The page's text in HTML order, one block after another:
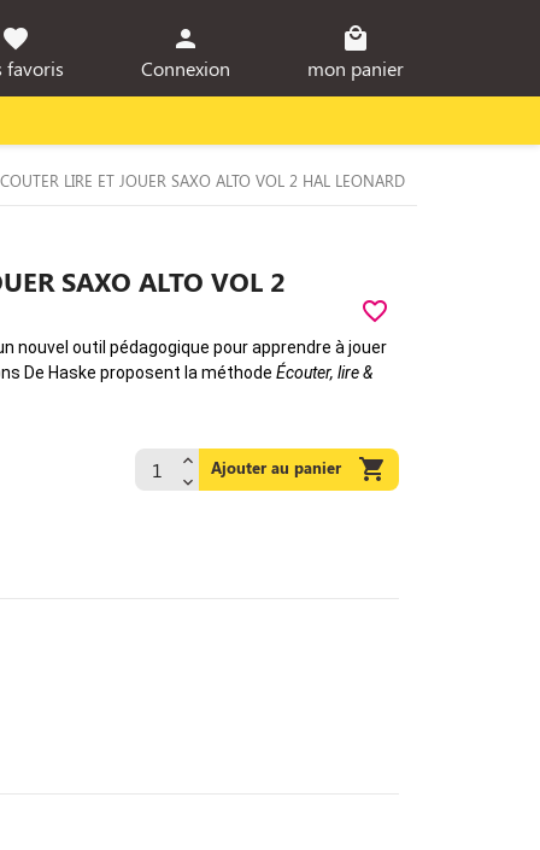
favorite
favoris
person
Connexion
local_mall
mon panier
LIRE ET JOUER SAXO ALTO VOL 2 HAL LEONARD
SAXO ALTO VOL 2
favorite_border
nouvel outil pédagogique pour apprendre à jouer
De Haske proposent la méthode Écouter, lire &
Ajouter au panier 